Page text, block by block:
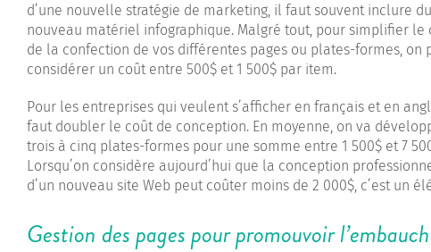
d’une nouvelle stratégie de marketing, il faut souvent inclure du
nouveau matériel infographique. Malgré tout, pour simplifier le
de la confection de vos différentes pages ou plates-formes, on
considérer un coût entre 500$ et 1 500$ par item.
Pour les entreprises qui veulent s’afficher en français et en
faut doubler le coût de conception. En moyenne, on va
trois à cinq plates-formes pour une somme entre 1 500$ et 7
Lorsqu’on considère aujourd’hui que la conception
d’un nouveau site Web peut coûter moins de 2 000$, c’est un
Gestion des pages pour promouvoir